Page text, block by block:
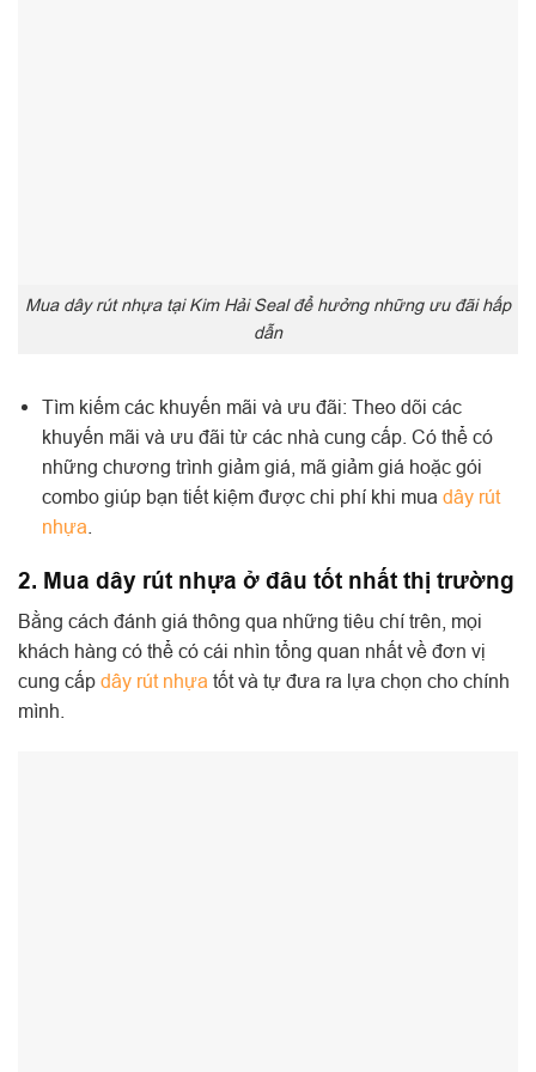
Mua dây rút nhựa tại Kim Hải Seal để hưởng những ưu đãi hấp
dẫn
Tìm kiếm các khuyến mãi và ưu đãi: Theo dõi các
khuyến mãi và ưu đãi từ các nhà cung cấp. Có thể có
những chương trình giảm giá, mã giảm giá hoặc gói
combo giúp bạn tiết kiệm được chi phí khi mua dây rút
nhựa
2. Mua dây rút nhựa ở đâu tốt nhất thị trường
Bằng cách đánh giá thông qua những tiêu chí trên, mọi
khách hàng có thể có cái nhìn tổng quan nhất về đơn vị
cung cấp dây rút nhựa tốt và tự đưa ra lựa chọn cho chính
mình.